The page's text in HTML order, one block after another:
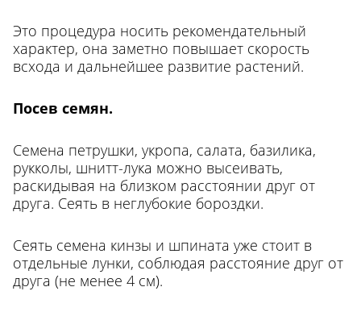
Это процедура носить рекомендательный
характер, она заметно повышает скорость
всхода и дальнейшее развитие растений.
Посев семян.
Семена петрушки, укропа, салата, базилика,
рукколы, шнитт-лука можно высеивать,
раскидывая на близком расстоянии друг от
друга. Сеять в неглубокие бороздки.
Сеять семена кинзы и шпината уже стоит в
отдельные лунки, соблюдая расстояние друг от
друга (не менее 4 см).